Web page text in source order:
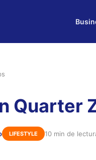
Quarter
LIFESTYLE 10 min de